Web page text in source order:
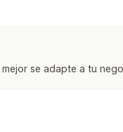
mejor se adapte a tu